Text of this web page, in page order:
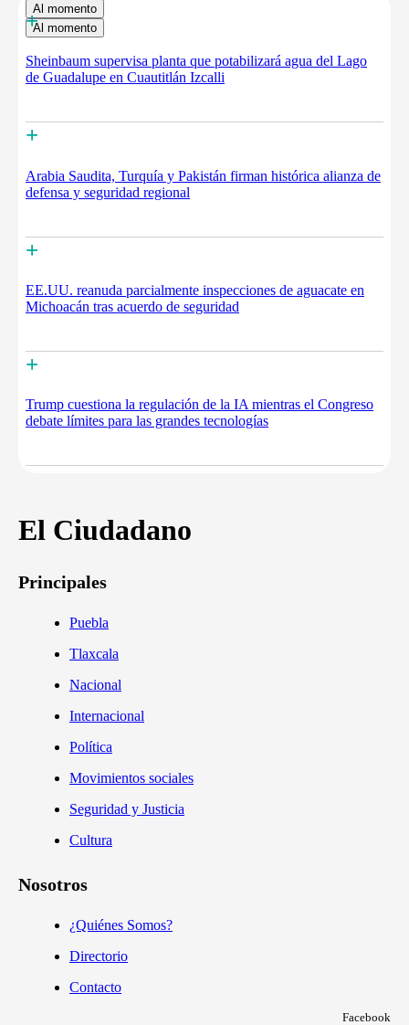
Al momento
Al momento
+
Sheinbaum supervisa planta que potabilizará agua del Lago
de Guadalupe en Cuautitlán Izcalli
+
Arabia Saudita, Turquía y Pakistán firman histórica alianza de
defensa y seguridad regional
+
EE.UU. reanuda parcialmente inspecciones de aguacate en
Michoacán tras acuerdo de seguridad
+
Trump cuestiona la regulación de la IA mientras el Congreso
debate límites para las grandes tecnologías
El Ciudadano
Principales
Puebla
Tlaxcala
Nacional
Internacional
Política
Movimientos sociales
Seguridad y Justicia
Cultura
Nosotros
¿Quiénes Somos?
Directorio
Contacto
Facebook